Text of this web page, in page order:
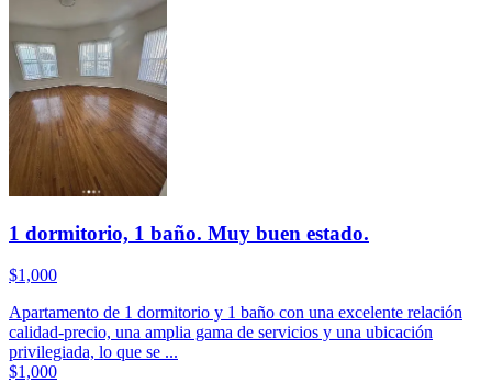
1 dormitorio, 1 baño. Muy buen estado.
$1,000
Apartamento de 1 dormitorio y 1 baño con una excelente relación
calidad-precio, una amplia gama de servicios y una ubicación
privilegiada, lo que se ...
$1,000